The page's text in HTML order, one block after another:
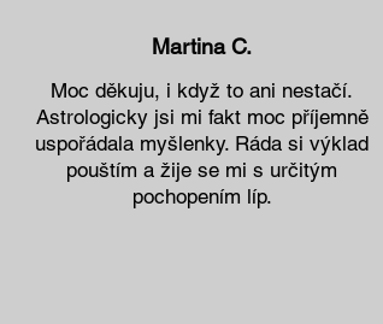
Martina C.
Moc děkuju, i když to ani nestačí.
Astrologicky jsi mi fakt moc příjemně
uspořádala myšlenky. Ráda si výklad
pouštím a žije se mi s určitým
pochopením líp.